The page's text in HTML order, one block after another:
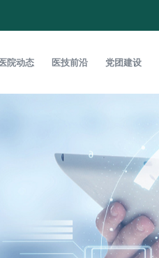
院动态 医技前沿 党团建设